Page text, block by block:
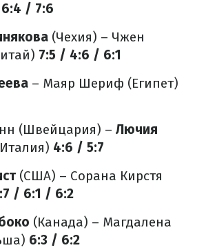
6:4 / 7:6
(Чехия) – Чжен
7:5 / 4:6 / 6:1
– Маяр Шериф (Египет)
(Швейцария) – Лючия
4:6 / 5:7
(США) – Сорана Кирстя
/ 6:1 / 6:2
(Канада) – Магдалена
6:3 / 6:2